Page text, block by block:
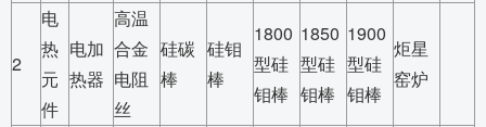
2
电
热
元
件
电加
热器
高温
合金
电阻
丝
硅碳
棒
硅钼
棒
1800
型硅
钼棒
1850
型硅
钼棒
1900
型硅
钼棒
炬星
窑炉